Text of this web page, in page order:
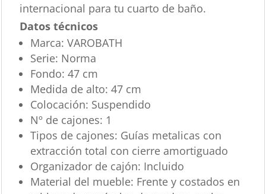
internacional para tu cuarto de baño.
Datos técnicos
Marca: VAROBATH
Serie: Norma
Fondo: 47 cm
Medida de alto: 47 cm
Colocación: Suspendido
Nº de cajones: 1
Tipos de cajones: Guías metalicas con
extracción total con cierre amortiguado
Organizador de cajón: Incluido
Material del mueble: Frente y costados en